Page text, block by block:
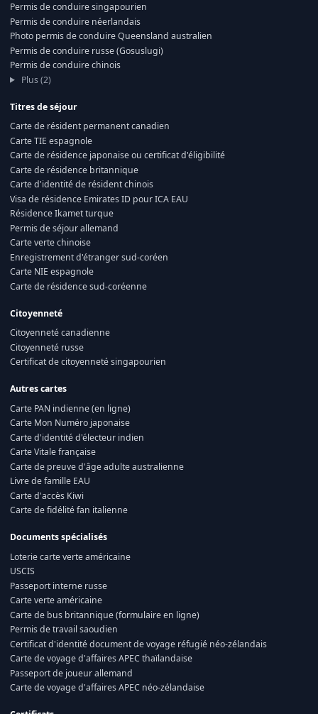
Permis de conduire singapourien
Permis de conduire néerlandais
Photo permis de conduire Queensland australien
Permis de conduire russe (Gosuslugi)
Permis de conduire chinois
Plus (2)
Titres de séjour
Carte de résident permanent canadien
Carte TIE espagnole
Carte de résidence japonaise ou certificat d'éligibilité
Carte de résidence britannique
Carte d'identité de résident chinois
Visa de résidence Emirates ID pour ICA EAU
Résidence Ikamet turque
Permis de séjour allemand
Carte verte chinoise
Enregistrement d'étranger sud-coréen
Carte NIE espagnole
Carte de résidence sud-coréenne
Citoyenneté
Citoyenneté canadienne
Citoyenneté russe
Certificat de citoyenneté singapourien
Autres cartes
Carte PAN indienne (en ligne)
Carte Mon Numéro japonaise
Carte d'identité d'électeur indien
Carte Vitale française
Carte de preuve d'âge adulte australienne
Livre de famille EAU
Carte d'accès Kiwi
Carte de fidélité fan italienne
Documents spécialisés
Loterie carte verte américaine
USCIS
Passeport interne russe
Carte verte américaine
Carte de bus britannique (formulaire en ligne)
Permis de travail saoudien
Certificat d'identité document de voyage réfugié néo-zélandais
Carte de voyage d'affaires APEC thaïlandaise
Passeport de joueur allemand
Carte de voyage d'affaires APEC néo-zélandaise